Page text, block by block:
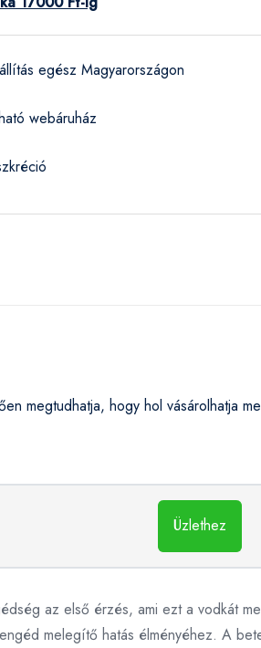
egész Magyarországon
webáruház
megtudhatja, hogy hol vásárolhatja
Üzlethez
az első érzés, ami ezt a vodkát
melegítő hatás élményéhez. A